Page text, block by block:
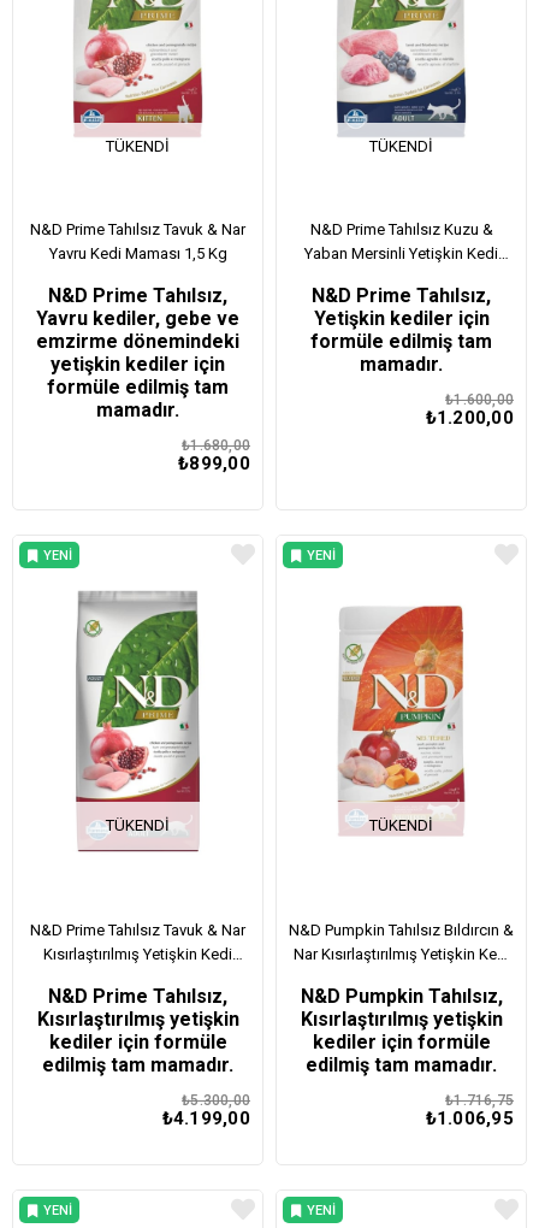
TÜKENDI
N&D Prime Tahılsız Tavuk & Nar
Yavru Kedi Maması 1,5 Kg
N&D Prime Tahılsız,
Yavru kediler, gebe ve
emzirme dönemindeki
yetişkin kediler için
formüle edilmiş tam
mamadır.
₺899,00
₺1.680,00
TÜKENDI
N&D Prime Tahılsız Kuzu &
Yaban Mersinli Yetişkin Kedi
N&D Prime Tahılsız,
Yetişkin kediler için
formüle edilmiş tam
mamadır.​​
₺1.200,00
₺1.600,00
TÜKENDI
N&D Prime Tahılsız Tavuk & Nar
Kısırlaştırılmış Yetişkin Kedi
N&D Prime Tahılsız,
Kısırlaştırılmış yetişkin
kediler için formüle
edilmiş tam mamadır.​​
₺4.199,00
₺5.300,00
YENI
TÜKENDI
N&D Pumpkin Tahılsız Bıldırcın &
Nar Kısırlaştırılmış Yetişkin Kedi
N&D Pumpkin Tahılsız,
Kısırlaştırılmış yetişkin
kediler için formüle
edilmiş tam mamadır.​​
₺1.006,95
₺1.716,75
YENI
YENI
YENI